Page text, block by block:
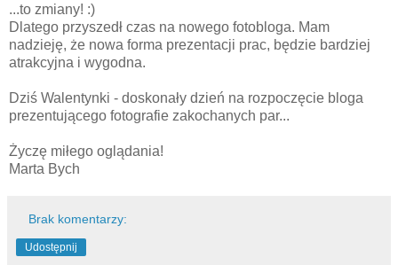
...to zmiany! :)
Dlatego przyszedł czas na nowego fotobloga. Mam
nadzieję, że nowa forma prezentacji prac, będzie bardziej
atrakcyjna i wygodna.
Dziś Walentynki - doskonały dzień na rozpoczęcie bloga
prezentującego fotografie zakochanych par...
Życzę miłego oglądania!
Marta Bych
Brak komentarzy:
Udostępnij